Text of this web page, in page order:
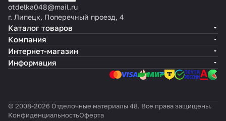
otdelka048@mail.ru
г. Липецк, Поперечный проезд, 4
Каталог товаров
Компания
Интернет-магазин
Информация
© 2008-2026 Отделочные материалы 48. Все права защищены.
КонфиденциальностьОферта